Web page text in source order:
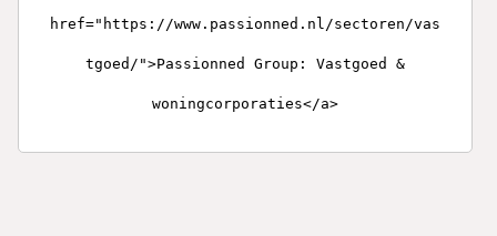
href="https://www.passionned.nl/sectoren/vas
tgoed/">Passionned Group: Vastgoed &
woningcorporaties</a>